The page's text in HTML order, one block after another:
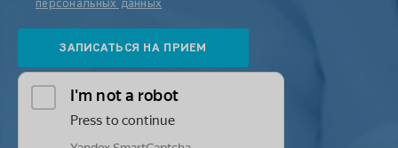
персональных данных